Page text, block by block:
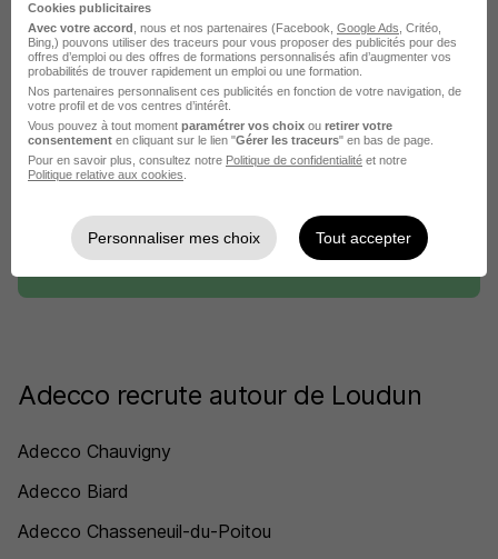
DÉPOSEZ VOTRE CV
Rendez votre CV accessible à l’ensemble des
Rendre mon CV visible
Adecco recrute autour de Loudun
Adecco Chauvigny
Adecco Biard
Adecco Chasseneuil-du-Poitou
Cookies publicitaires
Avec votre accord , nous et nos partenaires (Facebook, Google Ads , Critéo,
Bing,) pouvons utiliser des traceurs pour vous proposer des publicités pour des
offres d’emploi ou des offres de formations personnalisés afin d’augmenter vos
probabilités de trouver rapidement un emploi ou une formation.
Nos partenaires personnalisent ces publicités en fonction de votre navigation, de
votre profil et de vos centres d’intérêt.
Vous pouvez à tout moment paramétrer vos choix ou retirer votre
consentement en cliquant sur le lien "Gérer les traceurs" en bas de page.
Pour en savoir plus, consultez notre Politique de confidentialité et notre
Politique relative aux cookies
Personnaliser mes choix Tout accepter